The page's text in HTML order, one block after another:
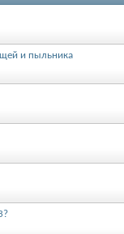
и пыльника